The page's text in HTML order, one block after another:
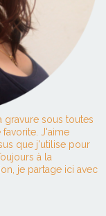
gravure sous toutes
J'aime
que j'utilise pour
à la
je partage ici avec